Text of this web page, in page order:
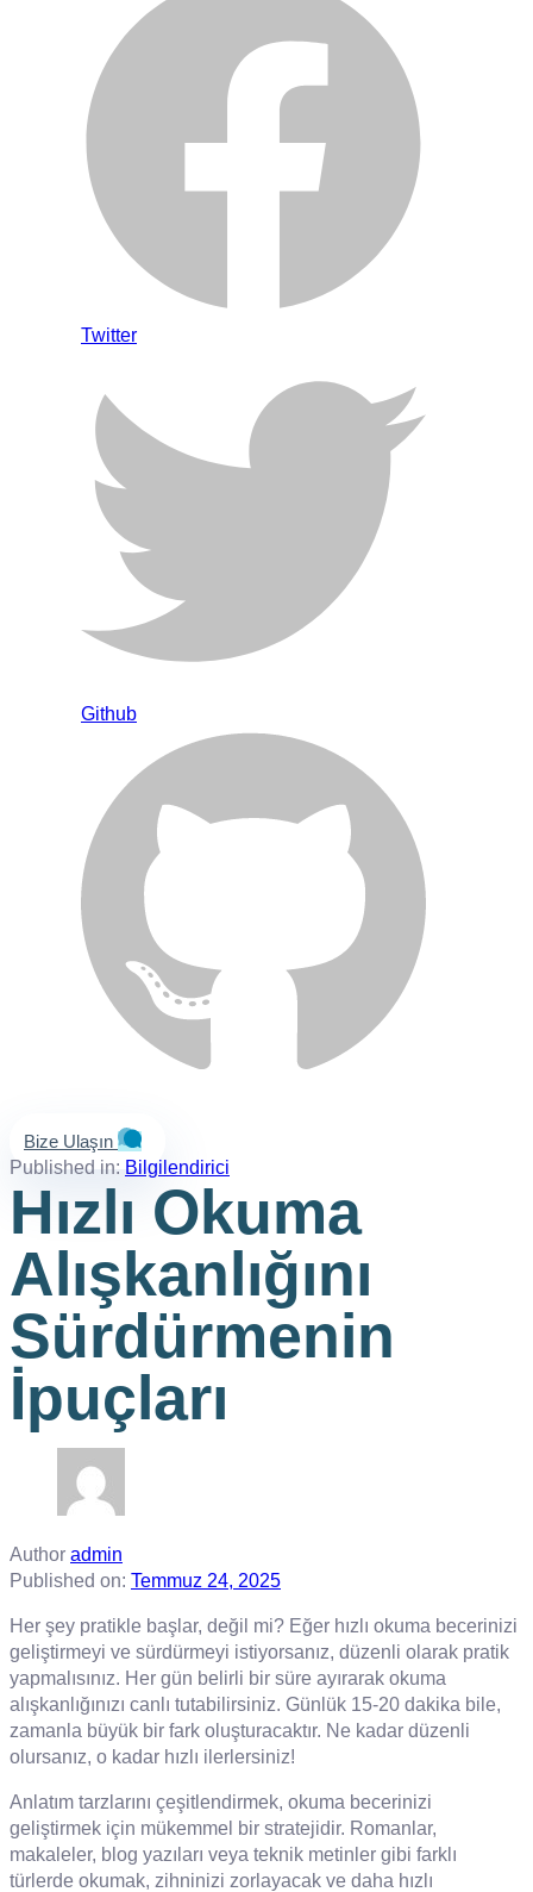
Twitter
Github
Bize Ulaşın
Published in: Bilgilendirici
Hızlı Okuma
Alışkanlığını
Sürdürmenin
İpuçları
Author admin
Published on: Temmuz 24, 2025
Her şey pratikle başlar, değil mi? Eğer hızlı okuma becerinizi
geliştirmeyi ve sürdürmeyi istiyorsanız, düzenli olarak pratik
yapmalısınız. Her gün belirli bir süre ayırarak okuma
alışkanlığınızı canlı tutabilirsiniz. Günlük 15-20 dakika bile,
zamanla büyük bir fark oluşturacaktır. Ne kadar düzenli
olursanız, o kadar hızlı ilerlersiniz!
Anlatım tarzlarını çeşitlendirmek, okuma becerinizi
geliştirmek için mükemmel bir stratejidir. Romanlar,
makaleler, blog yazıları veya teknik metinler gibi farklı
türlerde okumak, zihninizi zorlayacak ve daha hızlı